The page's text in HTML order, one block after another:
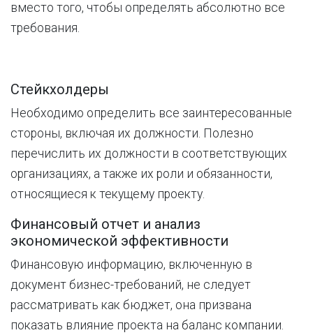
вместо того, чтобы определять абсолютно все
требования.
Стейкхолдеры
Необходимо определить все заинтересованные
стороны, включая их должности. Полезно
перечислить их должности в соответствующих
организациях, а также их роли и обязанности,
относящиеся к текущему проекту.
Финансовый отчет и анализ
экономической эффективности
Финансовую информацию, включенную в
документ бизнес-требований, не следует
рассматривать как бюджет, она призвана
показать влияние проекта на баланс компании.